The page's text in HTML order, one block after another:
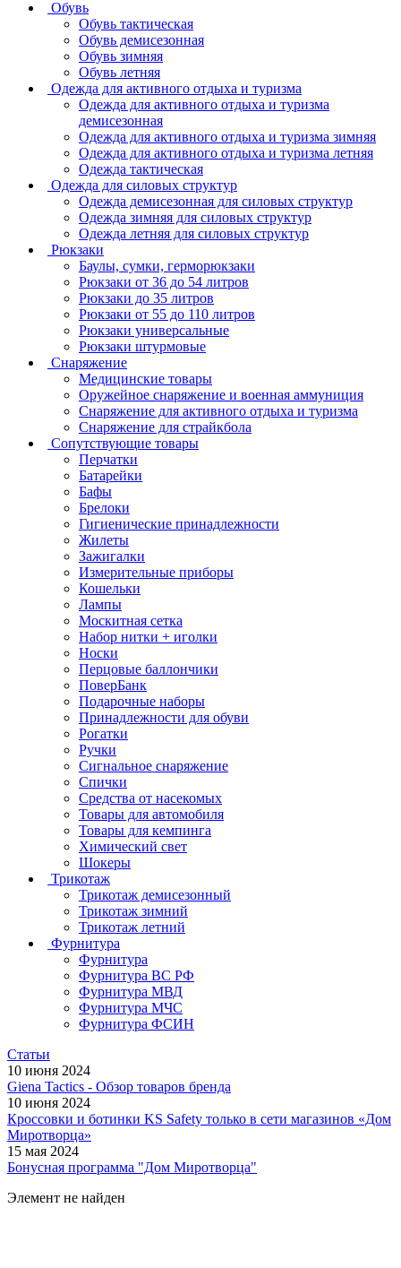
Обувь
Обувь тактическая
Обувь демисезонная
Обувь зимняя
Обувь летняя
Одежда для активного отдыха и туризма
Одежда для активного отдыха и туризма
демисезонная
Одежда для активного отдыха и туризма зимняя
Одежда для активного отдыха и туризма летняя
Одежда тактическая
Одежда для силовых структур
Одежда демисезонная для силовых структур
Одежда зимняя для силовых структур
Одежда летняя для силовых структур
Рюкзаки
Баулы, сумки, герморюкзаки
Рюкзаки от 36 до 54 литров
Рюкзаки до 35 литров
Рюкзаки от 55 до 110 литров
Рюкзаки универсальные
Рюкзаки штурмовые
Снаряжение
Медицинские товары
Оружейное снаряжение и военная аммуниция
Снаряжение для активного отдыха и туризма
Снаряжение для страйкбола
Сопутствующие товары
Перчатки
Батарейки
Бафы
Брелоки
Гигиенические принадлежности
Жилеты
Зажигалки
Измерительные приборы
Кошельки
Лампы
Москитная сетка
Набор нитки + иголки
Носки
Перцовые баллончики
ПоверБанк
Подарочные наборы
Принадлежности для обуви
Рогатки
Ручки
Сигнальное снаряжение
Спички
Средства от насекомых
Товары для автомобиля
Товары для кемпинга
Химический свет
Шокеры
Трикотаж
Трикотаж демисезонный
Трикотаж зимний
Трикотаж летний
Фурнитура
Фурнитура
Фурнитура ВС РФ
Фурнитура МВД
Фурнитура МЧС
Фурнитура ФСИН
Статьи
10 июня 2024
Giena Tactics - Обзор товаров бренда
10 июня 2024
Кроссовки и ботинки KS Safety только в сети магазинов «Дом
Миротворца»
15 мая 2024
Бонусная программа "Дом Миротворца"
Элемент не найден